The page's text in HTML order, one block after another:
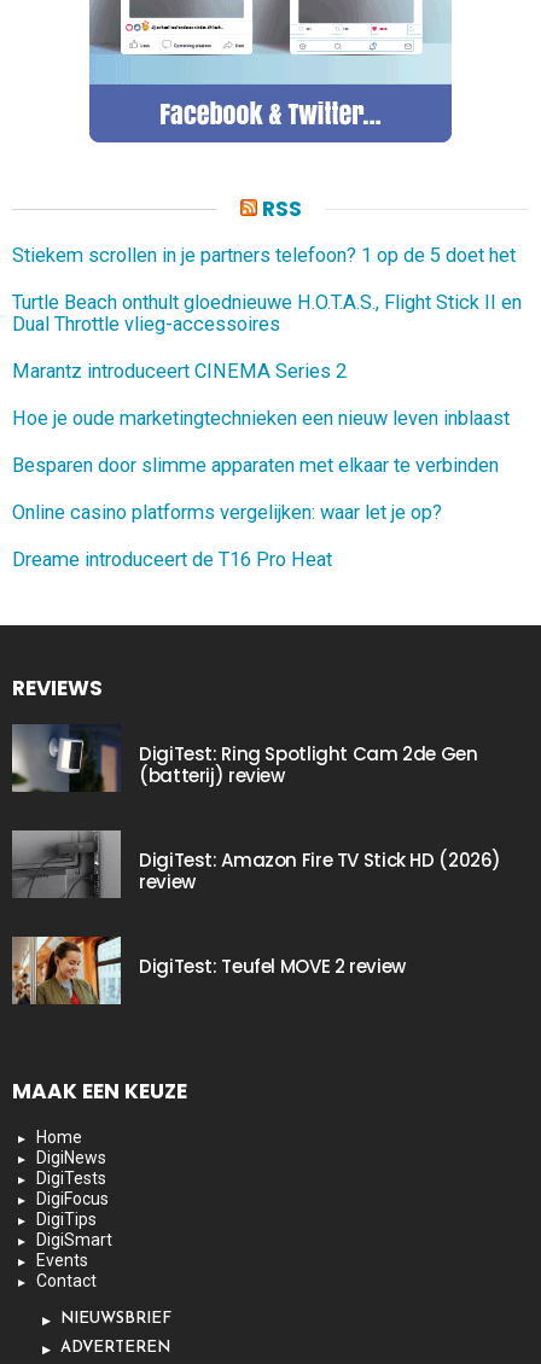
RSS
Stiekem scrollen in je partners telefoon? 1 op de 5 doet het
Turtle Beach onthult gloednieuwe H.O.T.A.S., Flight Stick II en
Dual Throttle vlieg-accessoires
Marantz introduceert CINEMA Series 2
Hoe je oude marketingtechnieken een nieuw leven inblaast
Besparen door slimme apparaten met elkaar te verbinden
Online casino platforms vergelijken: waar let je op?
Dreame introduceert de T16 Pro Heat
REVIEWS
DigiTest: Ring Spotlight Cam 2de Gen
(batterij) review
DigiTest: Amazon Fire TV Stick HD (2026)
review
DigiTest: Teufel MOVE 2 review
MAAK EEN KEUZE
Home
DigiNews
DigiTests
DigiFocus
DigiTips
DigiSmart
Events
Contact
NIEUWSBRIEF
ADVERTEREN